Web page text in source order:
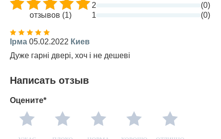
отзывов (1)
2
(0)
1
(0)
Ірма 05.02.2022 Киев
Дуже гарні двері, хоч і не дешеві
Написать отзыв
Оцените*